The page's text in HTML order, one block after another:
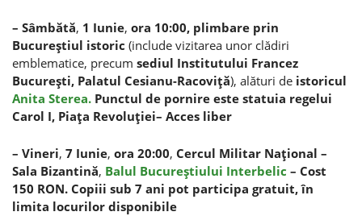
– Sâmbătă, 1 Iunie, ora 10:00, plimbare prin
Bucureştiul istoric (include vizitarea unor clădiri
emblematice, precum sediul Institutului Francez
Bucureşti, Palatul Cesianu-Racoviţă), alături de istoricul
Anita Sterea. Punctul de pornire este statuia regelui
Carol I, Piaţa Revoluţiei– Acces liber
– Vineri, 7 Iunie, ora 20:00, Cercul Militar Naţional –
Sala Bizantină, Balul Bucureştiului Interbelic – Cost
150 RON. Copiii sub 7 ani pot participa gratuit, în
limita locurilor disponibile